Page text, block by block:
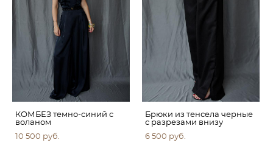
КОМБЕЗ темно-синий с
воланом
10 500 pуб.
Брюки из тенсела черные
с разрезами внизу
6 500 pуб.